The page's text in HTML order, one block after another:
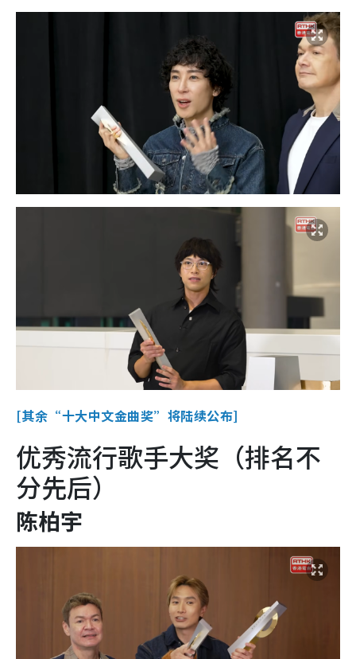
[其余“十大中文金曲奖”将陆续公布]
优秀流行歌手大奖（排名不
分先后）
陈柏宇